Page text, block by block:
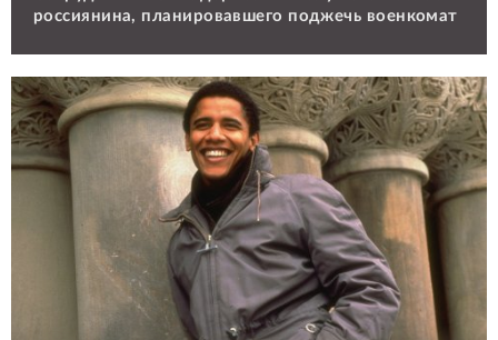
россиянина, планировавшего поджечь военкомат